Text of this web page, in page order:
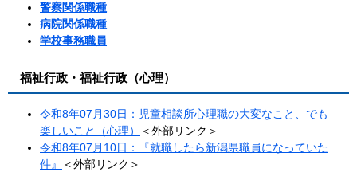
警察関係職種
病院関係職種
学校事務職員
福祉行政・福祉行政（心理）
令和8年07月30日：児童相談所心理職の大変なこと、でも
楽しいこと（心理）
＜外部リンク＞
令和8年07月10日：『就職したら新潟県職員になっていた
件』
＜外部リンク＞